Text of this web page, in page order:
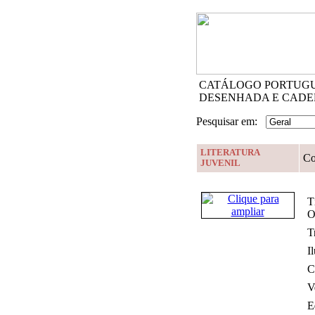
CATÁLOGO
DESENHADA E
Pesquisar em:
LITERATURA
JUVENIL